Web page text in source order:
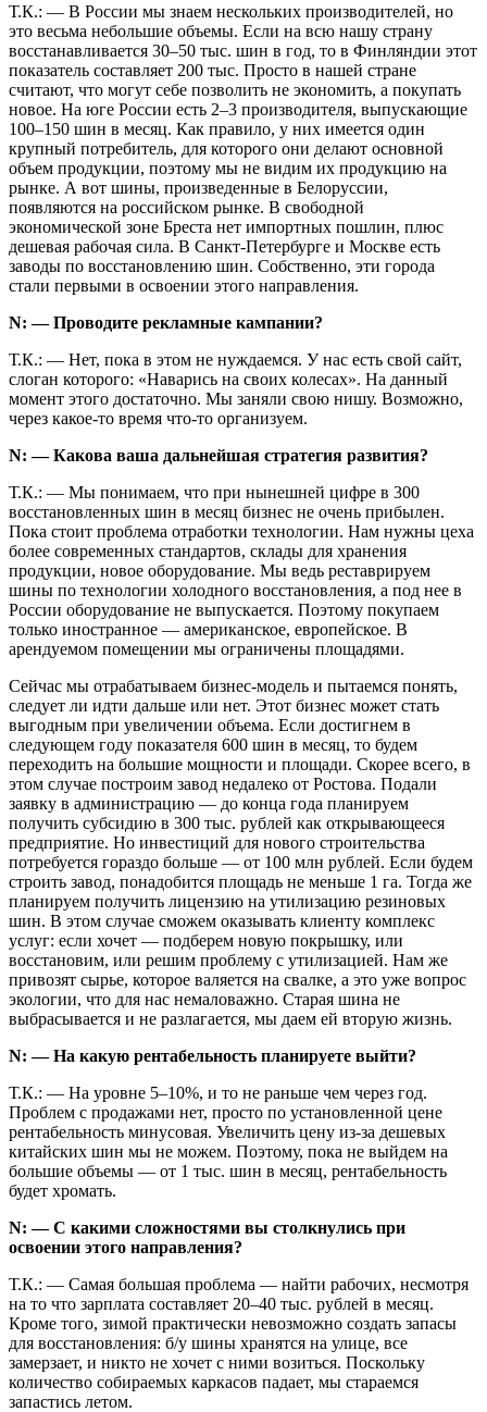
Т.К.: — В России мы знаем нескольких производителей, но
это весьма небольшие объемы. Если на всю нашу страну
восстанавливается 30–50 тыс. шин в год, то в Финляндии этот
показатель составляет 200 тыс. Просто в нашей стране
считают, что могут себе позволить не экономить, а покупать
новое. На юге России есть 2–3 производителя, выпускающие
100–150 шин в месяц. Как правило, у них имеется один
крупный потребитель, для которого они делают основной
объем продукции, поэтому мы не видим их продукцию на
рынке. А вот шины, произведенные в Белоруссии,
появляются на российском рынке. В свободной
экономической зоне Бреста нет импортных пошлин, плюс
дешевая рабочая сила. В Санкт-Петербурге и Москве есть
заводы по восстановлению шин. Собственно, эти города
стали первыми в освоении этого направления.
N: — Проводите рекламные кампании?
Т.К.: — Нет, пока в этом не нуждаемся. У нас есть свой сайт,
слоган которого: «Наварись на своих колесах». На данный
момент этого достаточно. Мы заняли свою нишу. Возможно,
через какое-то время что-то организуем.
N: — Какова ваша дальнейшая стратегия развития?
Т.К.: — Мы понимаем, что при нынешней цифре в 300
восстановленных шин в месяц бизнес не очень прибылен.
Пока стоит проб­лема отработки технологии. Нам нужны цеха
более современных стандартов, склады для хранения
продукции, новое оборудование. Мы ведь реставрируем
шины по технологии холодного восстановления, а под нее в
России оборудование не выпускается. Поэтому покупаем
только иностранное — американское, европейское. В
арендуемом помещении мы ограничены площадями.
Сейчас мы отрабатываем бизнес-модель и пытаемся понять,
следует ли идти дальше или нет. Этот бизнес может стать
выгодным при увеличении объема. Если достигнем в
следующем году показателя 600 шин в месяц, то будем
переходить на большие мощности и площади. Скорее всего, в
этом случае построим завод недалеко от Ростова. Подали
заявку в администрацию — до конца года планируем
получить субсидию в 300 тыс. рублей как открывающееся
предприятие. Но инвестиций для нового строительства
потребуется гораздо больше — от 100 млн рублей. Если будем
строить завод, понадобится площадь не меньше 1 га. Тогда же
планируем получить лицензию на утилизацию резиновых
шин. В этом случае сможем оказывать клиенту комплекс
услуг: если хочет — подберем новую покрышку, или
восстановим, или решим проблему с утилизацией. Нам же
привозят сырье, которое валяется на свалке, а это уже вопрос
экологии, что для нас немаловажно. Старая шина не
выбрасывается и не разлагается, мы даем ей вторую жизнь.
N: — На какую рентабельность планируете выйти?
Т.К.: — На уровне 5–10%, и то не раньше чем через год.
Проблем с продажами нет, прос­то по установленной цене
рентабельность минусовая. Увеличить цену из-за дешевых
китайских шин мы не можем. Поэтому, пока не выйдем на
большие объемы — от 1 тыс. шин в месяц, рентабельность
будет хромать.
N: — С какими сложностями вы столкнулись при
освоении этого направления?
Т.К.: — Самая большая проблема — найти рабочих, несмотря
на то что зарплата составляет 20–40 тыс. рублей в месяц.
Кроме того, зимой практически невозможно создать запасы
для восстановления: б/у шины хранятся на улице, все
замерзает, и никто не хочет с ними возиться. Поскольку
количество собираемых каркасов падает, мы стараемся
запастись летом.